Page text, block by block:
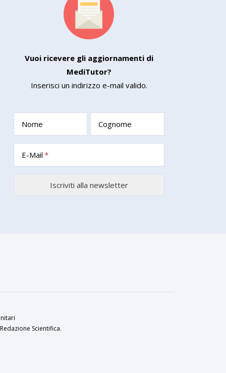
Vuoi ricevere gli aggiornamenti di
MediTutor?
Inserisci un indirizzo e-mail valido.
Nome Cognome
E-Mail
Scientifica.